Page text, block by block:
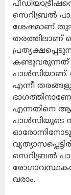
സെറിബ്രൽ
ശേഷമാണ്
തരത്തിലാണ്
കണ്ടുവരുന്നത്
പാൾസിയാണ്.
എന്നീ
എന്നതിനെ
പാൾസിയുടെ
സെറിബ്രൽ
വരാം.